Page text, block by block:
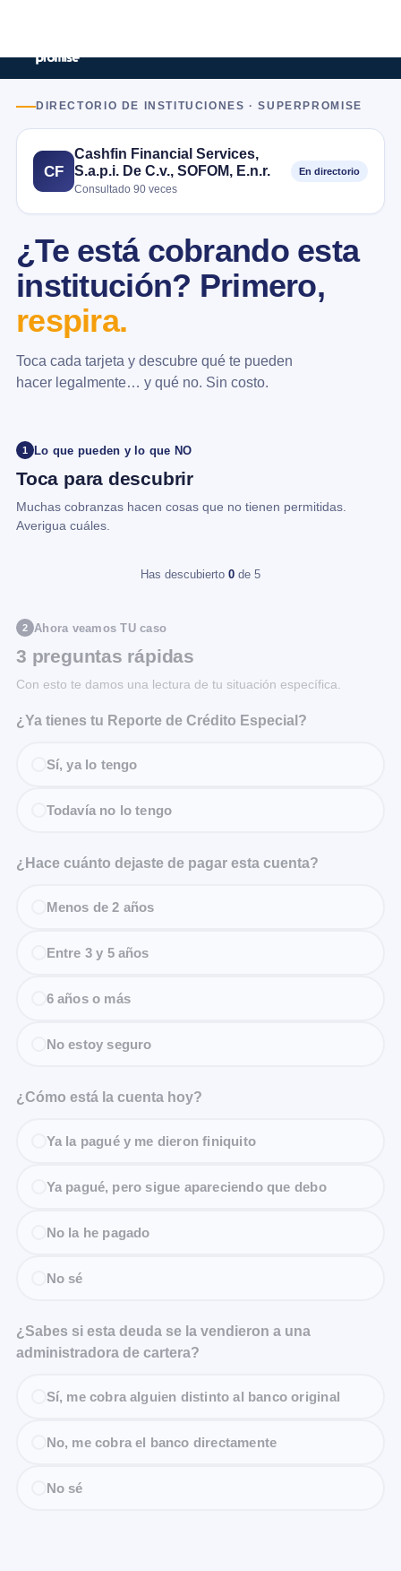
DIRECTORIO DE INSTITUCIONES · SUPERPROMISE
CF
Cashfin Financial Services,
S.a.p.i. De C.v., SOFOM, E.n.r.
Consultado 90 veces
En directorio
¿Te está cobrando esta
institución? Primero,
respira.
Toca cada tarjeta y descubre qué te pueden
hacer legalmente… y qué no. Sin costo.
1 Lo que pueden y lo que NO
Toca para descubrir
Muchas cobranzas hacen cosas que no tienen permitidas.
Averigua cuáles.
Has descubierto 0 de 5
2 Ahora veamos TU caso
3 preguntas rápidas
Con esto te damos una lectura de tu situación específica.
¿Ya tienes tu Reporte de Crédito Especial?
Sí, ya lo tengo
Todavía no lo tengo
¿Hace cuánto dejaste de pagar esta cuenta?
Menos de 2 años
Entre 3 y 5 años
6 años o más
No estoy seguro
¿Cómo está la cuenta hoy?
Ya la pagué y me dieron finiquito
Ya pagué, pero sigue apareciendo que debo
No la he pagado
No sé
¿Sabes si esta deuda se la vendieron a una
administradora de cartera?
Sí, me cobra alguien distinto al banco original
No, me cobra el banco directamente
No sé